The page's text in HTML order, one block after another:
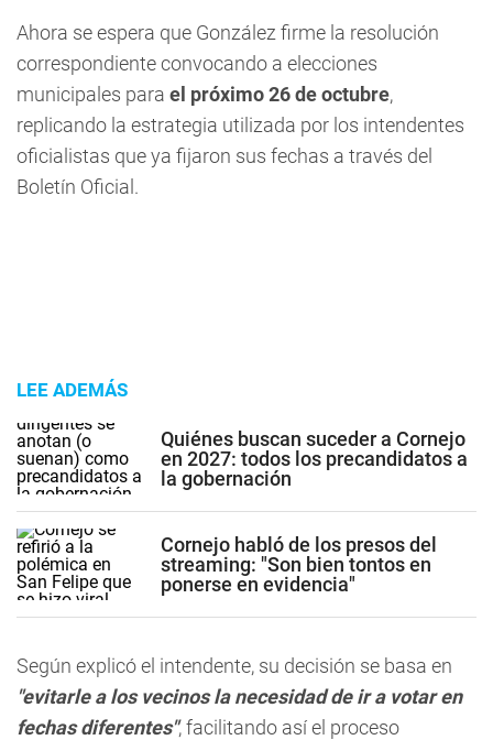
Ahora se espera que González firme la resolución
correspondiente convocando a elecciones
municipales para el próximo 26 de octubre,
replicando la estrategia utilizada por los intendentes
oficialistas que ya fijaron sus fechas a través del
Boletín Oficial.
LEE ADEMÁS
Quiénes buscan suceder a Cornejo
en 2027: todos los precandidatos a
la gobernación
Cornejo habló de los presos del
streaming: "Son bien tontos en
ponerse en evidencia"
Según explicó el intendente, su decisión se basa en
"evitarle a los vecinos la necesidad de ir a votar en
fechas diferentes", facilitando así el proceso